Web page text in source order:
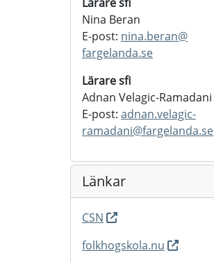
Nina Beran
E-post: nina.beran@
fargelanda.se
Lärare sfi
Adnan Velagic-Ramadani
E-post: adnan.velagic-
ramadani@fargelanda.se
Länkar
CSN
folkhogskola.nu